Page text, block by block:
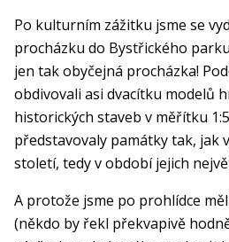
Po kulturním zážitku jsme se
procházku do Bystřického
jen tak obyčejná procházka!
obdivovali asi dvacítku modelů
historických staveb v měřítku
představovaly památky tak, jak
století, tedy v období jejich
A protože jsme po prohlídce
(někdo by řekl překvapivě